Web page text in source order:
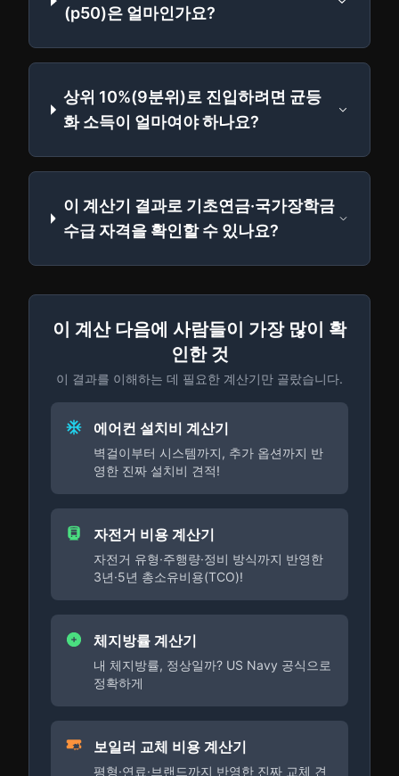
(p50)은 얼마인가요?
상위 10%(9분위)로 진입하려면 균등
화 소득이 얼마여야 하나요?
이 계산기 결과로 기초연금·국가장학금
수급 자격을 확인할 수 있나요?
이 계산 다음에 사람들이 가장 많이 확
인한 것
이 결과를 이해하는 데 필요한 계산기만 골랐습니다.
에어컨 설치비 계산기
벽걸이부터 시스템까지, 추가 옵션까지 반
영한 진짜 설치비 견적!
자전거 비용 계산기
자전거 유형·주행량·정비 방식까지 반영한
3년·5년 총소유비용(TCO)!
체지방률 계산기
내 체지방률, 정상일까? US Navy 공식으로
정확하게
보일러 교체 비용 계산기
평형·연료·브랜드까지 반영한 진짜 교체 견